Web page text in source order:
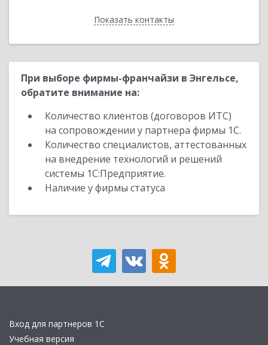
Показать контакты
Назад
При выборе фирмы-франчайзи в Энгельсе,
обратите внимание на:
Количество клиентов (договоров ИТС)
на сопровождении у партнера фирмы 1С.
Количество специалистов, аттестованных
на внедрение технологий и решений
системы 1С:Предприятие.
Наличие у фирмы статуса
Вход для партнеров 1С
Учебная версия